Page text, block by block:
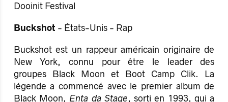
Dooinit Festival
Buckshot - États-Unis - Rap
Buckshot est un rappeur américain originaire de
New York, connu pour être le leader des
groupes Black Moon et Boot Camp Clik. La
légende a commencé avec le premier album de
Black Moon, Enta da Stage, sorti en 1993, qui a